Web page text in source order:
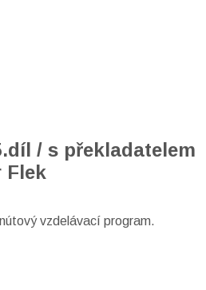
/ s překladatelem
Flek
vzdelávací program.